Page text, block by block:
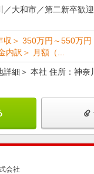
／大和市／第二新卒歓
収＞ 350万円～550万
内訳＞ 月額（...
詳細＞ 本社 住所：神
会社